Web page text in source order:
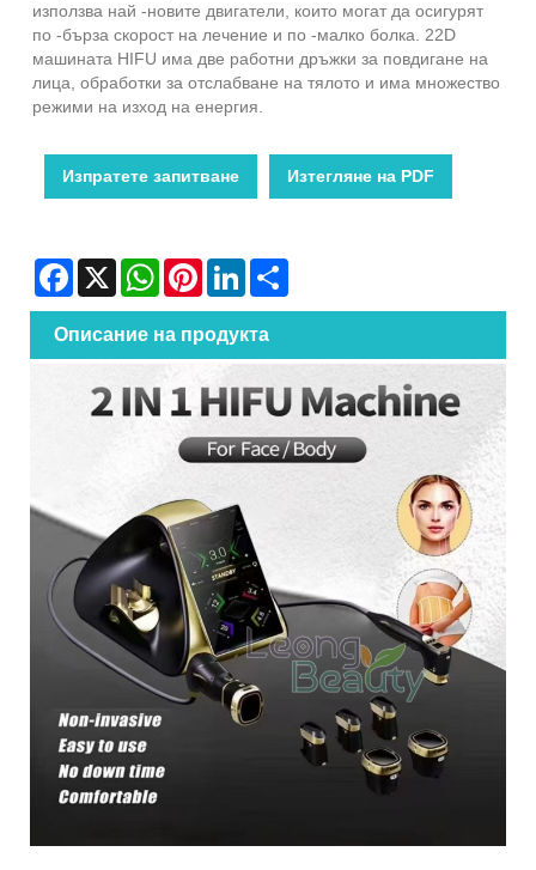
използва най -новите двигатели, които могат да осигурят
по -бърза скорост на лечение и по -малко болка. 22D
машината HIFU има две работни дръжки за повдигане на
лица, обработки за отслабване на тялото и има множество
режими на изход на енергия.
Изпратете запитване Изтегляне на PDF
Facebook
X WhatsAppPinterestLinkedIn
Описание на продукта